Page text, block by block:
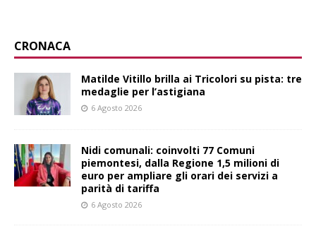
CRONACA
Matilde Vitillo brilla ai Tricolori su pista: tre
medaglie per l’astigiana
6 Agosto 2026
Nidi comunali: coinvolti 77 Comuni
piemontesi, dalla Regione 1,5 milioni di
euro per ampliare gli orari dei servizi a
parità di tariffa
6 Agosto 2026